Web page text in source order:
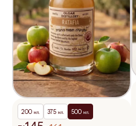
500 мл.
375 мл.
200 мл.